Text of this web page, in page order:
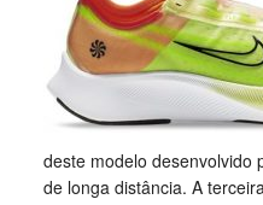
deste modelo desenvolvido
de longa distância. A